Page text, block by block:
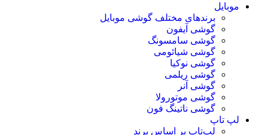
موبایل
برندهای مختلف گوشی موبایل
گوشی آیفون
گوشی سامسونگ
گوشی شیائومی
گوشی نوکیا
گوشی ریلمی
گوشی آنر
گوشی موتورولا
گوشی ناتینگ فون
لپ تاپ
لپ‌تاپ بر اساس برند